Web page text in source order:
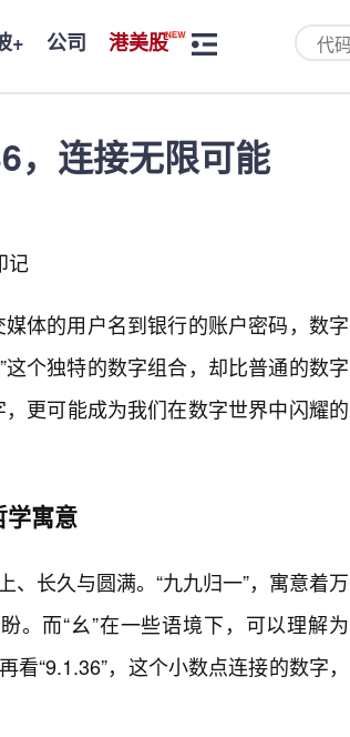
+ 公司 港美股
，连接无限可能
记
体的用户名到银行的账户密码，数字
这个独特的数字组合，却比普通的数字
更可能成为我们在数字世界中闪耀的
学寓意
、长久与圆满。“九九归一”，寓意着万
。而“幺”在一些语境下，可以理解为
“9.1.36”，这个小数点连接的数字，